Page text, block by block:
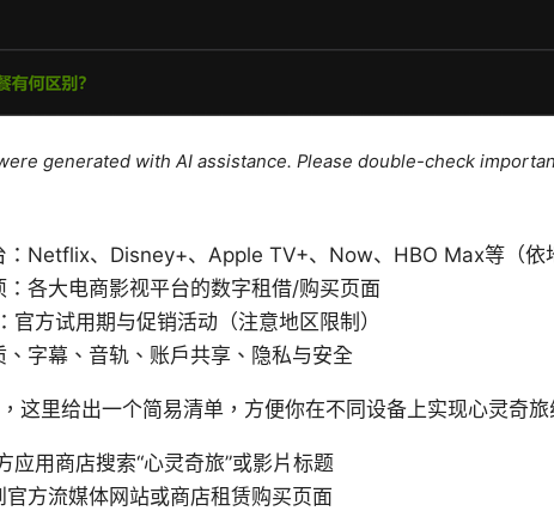
generated with AI assistance. Please double-check
：Netflix、Disney+、Apple TV+、Now、HBO Max等（依
：各大电商影视平台的数字租借/购买页面
官方试用期与促销活动（注意地区限制）
、字幕、音轨、账户共享、隐私与安全
这里给出一个简易清单，方便你在不同设备上实现心灵奇旅
应用商店搜索“心灵奇旅”或影片标题
官方流媒体网站或商店租赁购买页面